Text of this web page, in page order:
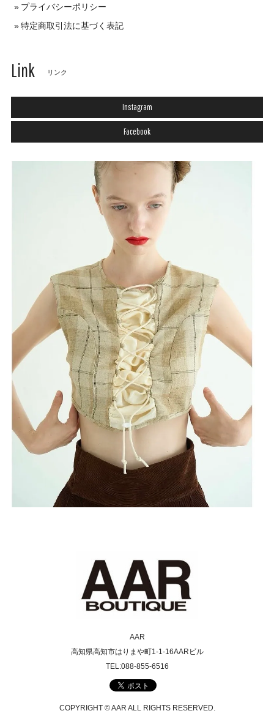
プライバシーポリシー
特定商取引法に基づく表記
Link リンク
Instagram
Facebook
AAR
高知県高知市はりまや町1-1-16AARビル
TEL:088-855-6516
COPYRIGHT © AAR ALL RIGHTS RESERVED.